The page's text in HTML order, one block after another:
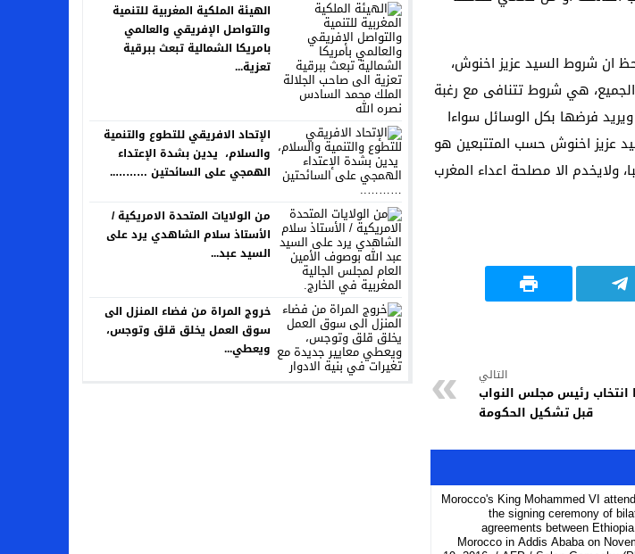
ان شروط السيد عزيز اخنوش،
هي شروط تتنافى مع رغبة
فرضها بكل الوسائل سواءا
عزيز اخنوش حسب المتتبعين هو
ولايخدم الا مصلحة اعداء المغرب
التالي
انتخاب رئيس مجلس النواب
قبل تشكيل الحكومة
الهيئة الملكية المغربية للتنمية
والتواصل الإفريقي والعالمي
بامريكا الشمالية تبعث ببرقية
تعزية...
الإتحاد الافريقي للتطوع والتنمية
والسلام، يدين بشدة الإعتداء
الهمجي على السائحتين ………..
من الولايات المتحدة الامريكية /
الأستاذ سلام الشاهدي يرد على
السيد عبد...
خروج المراة من فضاء المنزل الى
سوق العمل يخلق قلق وتوجس،
ويعطي...